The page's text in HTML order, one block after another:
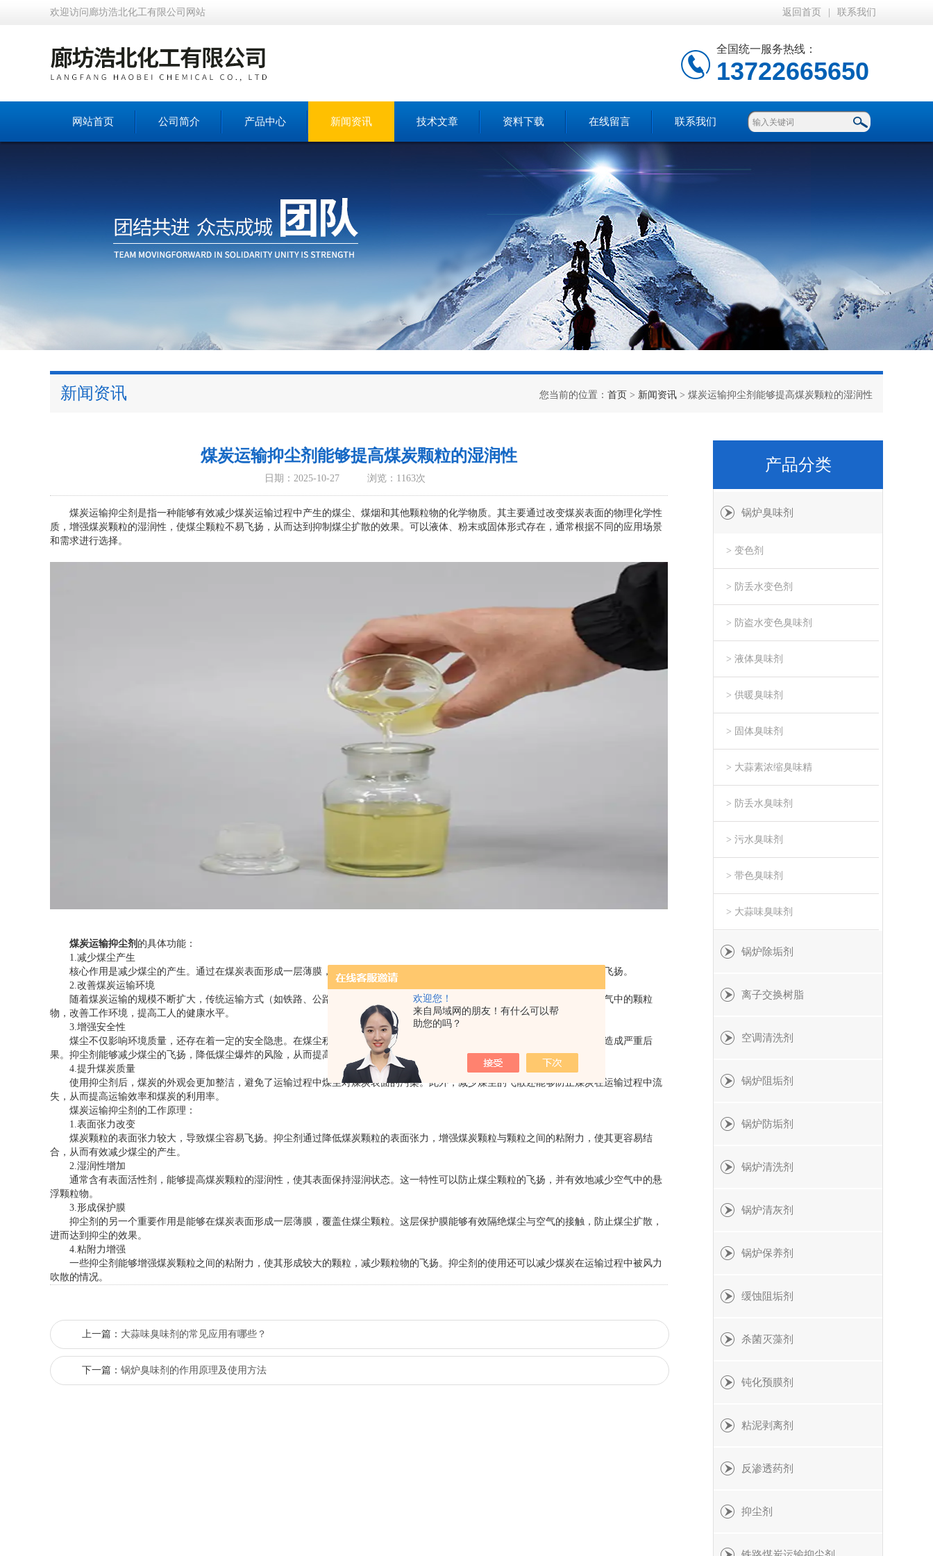
欢迎您！
来自局域网的朋友！有什么可以帮
助您的吗？
欢迎访问廊坊浩北化工有限公司网站 返回首页 联系我们
全国统一服务热线：
13722665650
网站首页 公司简介 产品中心 新闻资讯 技术文章 资料下载 在线留言 联系我们
新闻资讯 您当前的位置： 首页 > 新闻资讯 > 煤炭运输抑尘剂能够提高煤炭颗粒的湿润性
煤炭运输抑尘剂能够提高煤炭颗粒的湿润性
日期：2025-10-27 浏览：1163次
煤炭运输抑尘剂是指一种能够有效减少煤炭运输过程中产生的煤尘、煤烟和其他颗粒物的化学物质。其主要通过改变煤炭表面的物理化学性
质，增强煤炭颗粒的湿润性，使煤尘颗粒不易飞扬，从而达到抑制煤尘扩散的效果。可以液体、粉末或固体形式存在，通常根据不同的应用场景
和需求进行选择。
煤炭运输抑尘剂 的具体功能：
1.减少煤尘产生
核心作用是减少煤尘的产生。通过在煤炭表面形成一层薄膜，抑尘剂能够有效地将煤尘颗粒与煤块结合在一起，降低颗粒物的飞扬。
2.改善煤炭运输环境
随着煤炭运输的规模不断扩大，传统运输方式（如铁路、公路、船舶等）容易产生大量煤尘。抑尘剂的使用可以有效地减少空气中的颗粒
物，改善工作环境，提高工人的健康水平。
3.增强安全性
煤尘不仅影响环境质量，还存在着一定的安全隐患。在煤尘积聚较多的环境中，一旦发生火花或高温，很容易引发煤尘爆炸，造成严重后
果。抑尘剂能够减少煤尘的飞扬，降低煤尘爆炸的风险，从而提高煤炭运输的安全性。
4.提升煤炭质量
使用抑尘剂后，煤炭的外观会更加整洁，避免了运输过程中煤尘对煤炭表面的污染。此外，减少煤尘的飞散还能够防止煤炭在运输过程中流
失，从而提高运输效率和煤炭的利用率。
煤炭运输抑尘剂的工作原理：
1.表面张力改变
煤炭颗粒的表面张力较大，导致煤尘容易飞扬。抑尘剂通过降低煤炭颗粒的表面张力，增强煤炭颗粒与颗粒之间的粘附力，使其更容易结
合，从而有效减少煤尘的产生。
2.湿润性增加
通常含有表面活性剂，能够提高煤炭颗粒的湿润性，使其表面保持湿润状态。这一特性可以防止煤尘颗粒的飞扬，并有效地减少空气中的悬
浮颗粒物。
3.形成保护膜
抑尘剂的另一个重要作用是能够在煤炭表面形成一层薄膜，覆盖住煤尘颗粒。这层保护膜能够有效隔绝煤尘与空气的接触，防止煤尘扩散，
进而达到抑尘的效果。
4.粘附力增强
一些抑尘剂能够增强煤炭颗粒之间的粘附力，使其形成较大的颗粒，减少颗粒物的飞扬。抑尘剂的使用还可以减少煤炭在运输过程中被风力
吹散的情况。
上一篇： 大蒜味臭味剂的常见应用有哪些？
下一篇： 锅炉臭味剂的作用原理及使用方法
产品分类
锅炉臭味剂
> 变色剂
> 防丢水变色剂
> 防盗水变色臭味剂
> 液体臭味剂
> 供暖臭味剂
> 固体臭味剂
> 大蒜素浓缩臭味精
> 防丢水臭味剂
> 污水臭味剂
> 带色臭味剂
> 大蒜味臭味剂
锅炉除垢剂
离子交换树脂
空调清洗剂
锅炉阻垢剂
锅炉防垢剂
锅炉清洗剂
锅炉清灰剂
锅炉保养剂
缓蚀阻垢剂
杀菌灭藻剂
钝化预膜剂
粘泥剥离剂
反渗透药剂
抑尘剂